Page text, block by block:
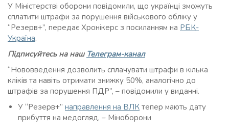
У Міністерстві оборони повідомили, що українці зможуть
сплатити штрафи за порушення військового обліку у
“Резерв+”, передає Хронікерс з посиланням на РБК-
Україна.
Підписуйтесь на наш Телеграм-канал
“Нововведення дозволить сплачувати штрафи в кілька
кліків та навіть отримати знижку 50%, аналогічно до
штрафів за порушення ПДР”, – повідомили у виданні.
У “Резерв+” направлення на ВЛК тепер мають дату
прибуття на медогляд, – Міноборони